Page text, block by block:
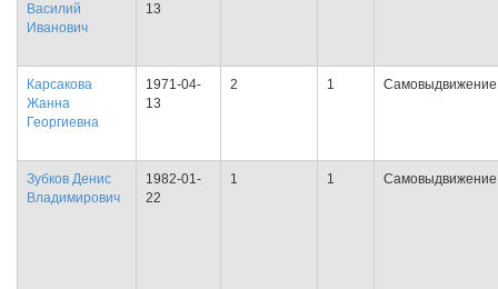
Василий
Иванович
13
Карсакова
Жанна
Георгиевна
1971-04-
13
2 1 Самовыдвижение
Зубков Денис
Владимирович
1982-01-
22
1 1 Самовыдвижение